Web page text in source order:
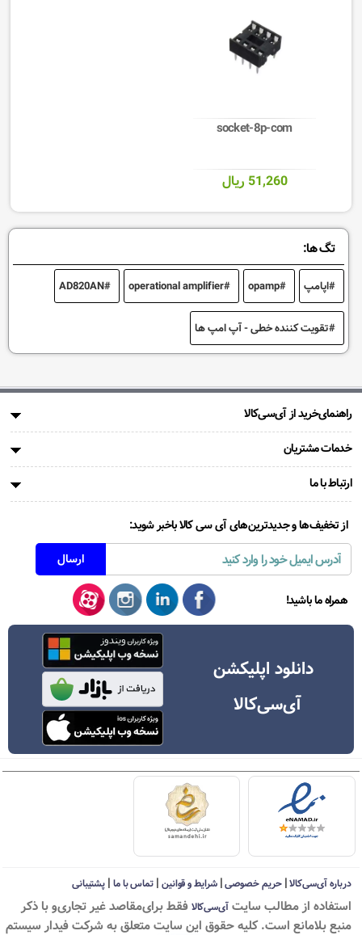
socket-8p-com
51,260 ریال
تگ ها:
اپامپ opamp
operational amplifier
AD820AN
تقویت کننده خطی - آپ امپ ها
راهنمای‌خرید از آی‌سی‌کالا
خدمات مشتریان
ارتباط با ما
از تخفیف‌ها و جدیدترین‌های آی سی کالا باخبر شوید:
همراه ما باشید!
دانلود اپلیکشن
آی‌سی‌کالا
درباره آی‌سی‌کالا|حریم خصوصی|شرایط و قوانین | تماس با ما| پشتیبانی
استفاده از مطالب سايت آی‌سی‌کالا فقط برای‌مقاصد غیر تجاری‌و با ذکر
منبع بلامانع است. کليه حقوق اين سايت متعلق به شرکت فیدار سیستم